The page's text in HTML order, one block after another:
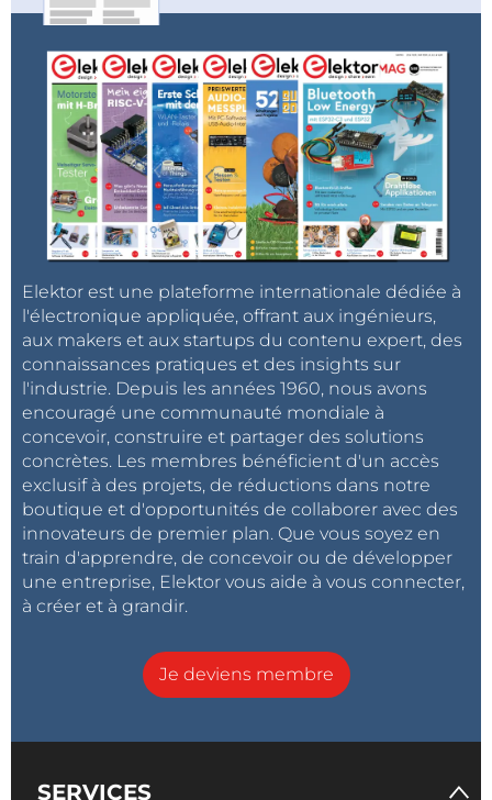
Elektor est une plateforme internationale dédiée à
l'électronique appliquée, offrant aux ingénieurs,
aux makers et aux startups du contenu expert, des
connaissances pratiques et des insights sur
l'industrie. Depuis les années 1960, nous avons
encouragé une communauté mondiale à
concevoir, construire et partager des solutions
concrètes. Les membres bénéficient d'un accès
exclusif à des projets, de réductions dans notre
boutique et d'opportunités de collaborer avec des
innovateurs de premier plan. Que vous soyez en
train d'apprendre, de concevoir ou de développer
une entreprise, Elektor vous aide à vous connecter,
à créer et à grandir.
Je deviens membre
SERVICES